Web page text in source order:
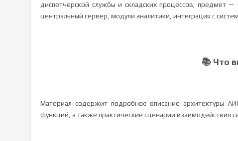
диспетчерской службы и складских процессов; предмет
центральный сервер, модули аналитики, интеграция с
📚 Что
Материал содержит подробное описание архитектуры
функций, а также практические сценарии взаимодействия